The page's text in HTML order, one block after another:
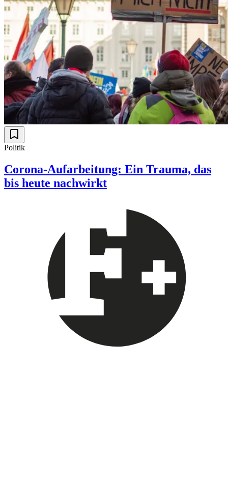
Politik
Corona-Aufarbeitung: Ein Trauma, das
bis heute nachwirkt